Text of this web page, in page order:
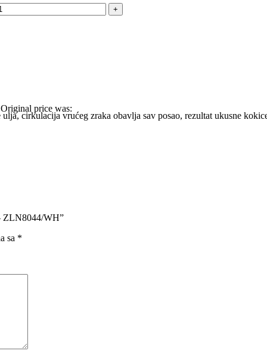
Original price was:
cirkulacija vrućeg zraka obavlja sav posao, rezultat ukusne
ZLN8044/WH”
sa *